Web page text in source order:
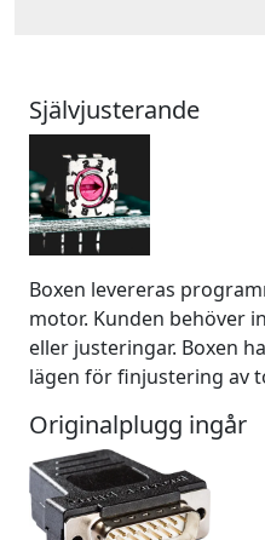
Självjusterande
Boxen levereras
motor. Kunden behöver
eller justeringar. Boxen
lägen för finjustering av
Originalplugg ingår